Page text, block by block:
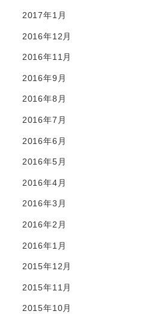
2017年1月
2016年12月
2016年11月
2016年9月
2016年8月
2016年7月
2016年6月
2016年5月
2016年4月
2016年3月
2016年2月
2016年1月
2015年12月
2015年11月
2015年10月